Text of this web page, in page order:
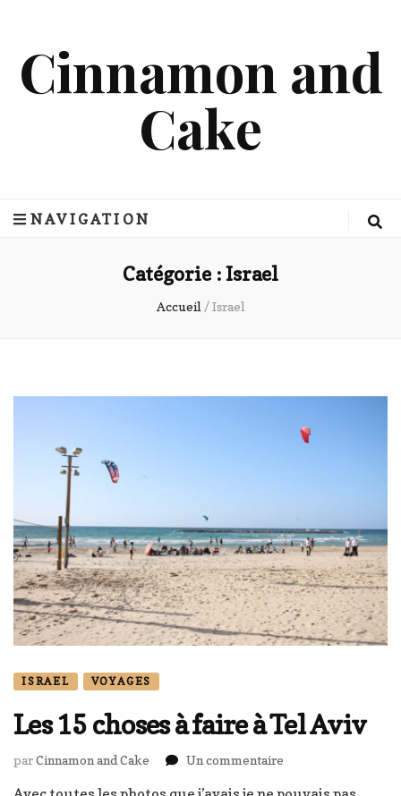
Cinnamon and
Cake
NAVIGATION
Catégorie :Israel
Accueil / Israel
ISRAEL VOYAGES
Les 15 choses à faire à Tel Aviv
parCinnamon and Cake Un commentaire